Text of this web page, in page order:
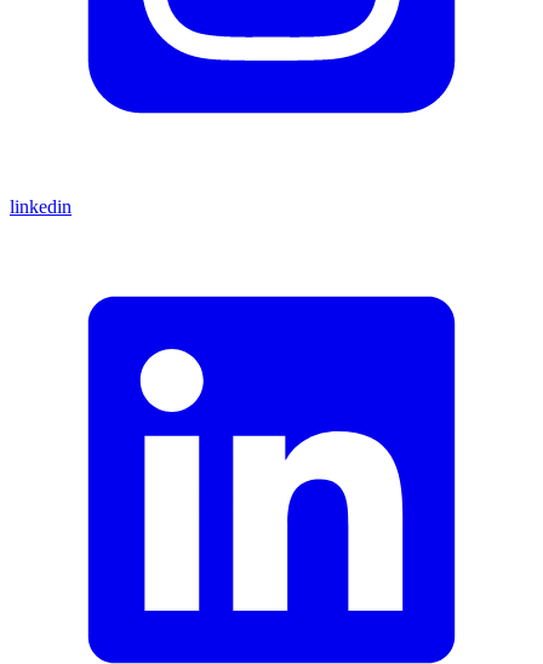
linkedin